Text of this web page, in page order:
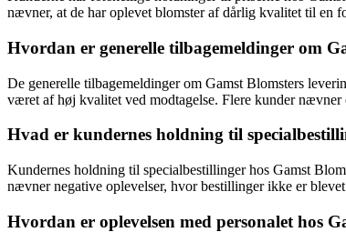
nævner, at de har oplevet blomster af dårlig kvalitet til en
Hvordan er generelle tilbagemeldinger om
De generelle tilbagemeldinger om Gamst Blomsters
været af høj kvalitet ved modtagelse. Flere kunder nævner
Hvad er kundernes holdning til
Kundernes holdning til specialbestillinger hos Gamst
nævner negative oplevelser, hvor bestillinger ikke er
Hvordan er oplevelsen med personalet hos